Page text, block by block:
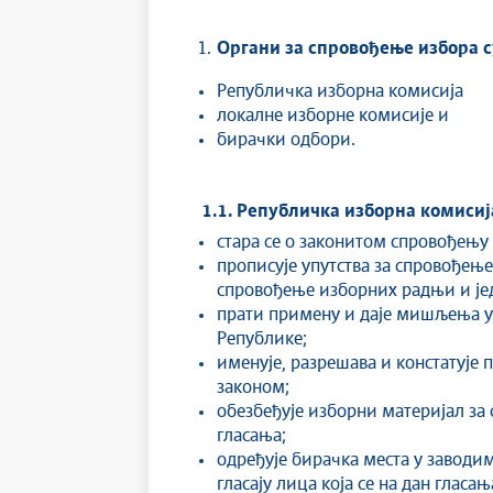
Органи за спровођење избора
Републичка изборна комисија
локалне изборне комисије и
бирачки одбори.
1.1. Републичка изборна
стара се о законитом спровођењу
прописује упутства за
спровођење изборних радњи и
прати примену и даје мишљења у
Републике;
именује, разрешава и
законом;
обезбеђује изборни материјал
гласања;
одређује бирачка места у
гласају лица која се на дан